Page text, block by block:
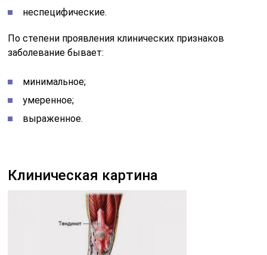
неспецифические.
По степени проявления клинических признаков
заболевание бывает:
минимальное;
умеренное;
выраженное.
Клиническая картина